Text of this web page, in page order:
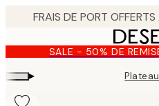
content.SALE - 50% DE
▸